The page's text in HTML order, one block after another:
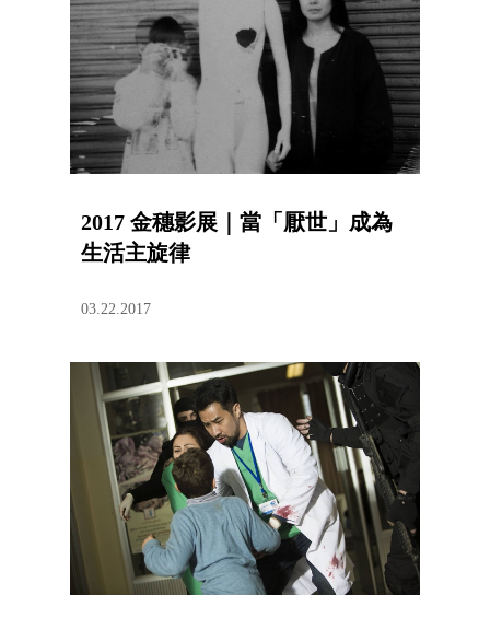
2017 金穗影展｜當「厭世」成為
生活主旋律
03.22.2017